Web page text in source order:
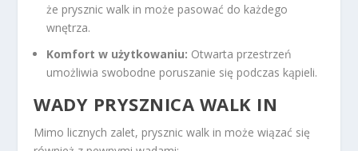
że prysznic walk in może pasować do każdego
wnętrza.
Komfort w użytkowaniu: Otwarta przestrzeń
umożliwia swobodne poruszanie się podczas kąpieli.
WADY PRYSZNICA WALK IN
Mimo licznych zalet, prysznic walk in może wiązać się